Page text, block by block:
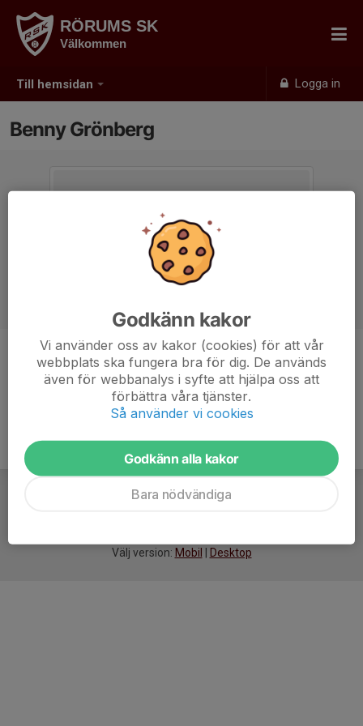
Till hemsidan Logga in
RÖRUMS SK
Välkommen
Benny Grönberg
Titel Kassör
Välj version: Mobil Desktop
Godkänn kakor
Vi använder oss av kakor (cookies) för att vår
webbplats ska fungera bra för dig. De används
även för webbanalys i syfte att hjälpa oss att
förbättra våra tjänster.
Så använder vi cookies
Godkänn alla kakor
Bara nödvändiga